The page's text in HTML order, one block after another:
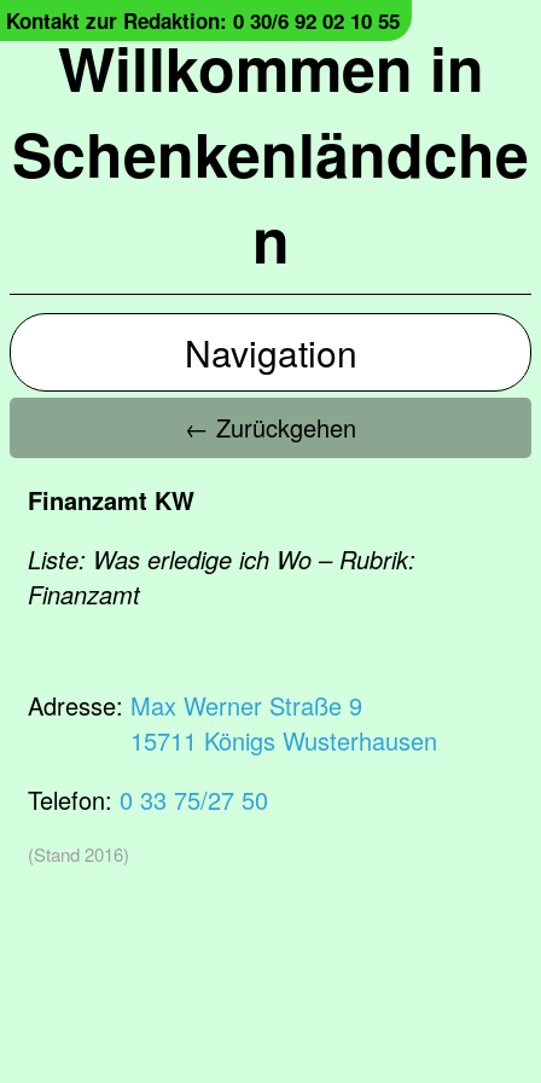
Willkommen in
Schenkenländche
n
Kontakt zur Redaktion: 0 30/6 92 02 10 55
Navigation
← Zurückgehen
Finanzamt KW
Liste: Was erledige ich Wo – Rubrik:
Finanzamt
Adresse: Max Werner Straße 9
15711 Königs Wusterhausen
Telefon: 0 33 75/27 50
(Stand 2016)